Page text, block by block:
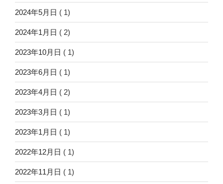
2024年5月日 ( 1)
2024年1月日 ( 2)
2023年10月日 ( 1)
2023年6月日 ( 1)
2023年4月日 ( 2)
2023年3月日 ( 1)
2023年1月日 ( 1)
2022年12月日 ( 1)
2022年11月日 ( 1)